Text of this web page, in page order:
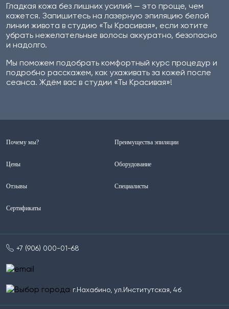
Гладкая кожа без лишних усилий — это проще, чем
кажется. Запишитесь на лазерную эпиляцию белой
линии живота в студию «Ты Красивая», если хотите
убрать нежелательные волосы аккуратно, безопасно
и надолго.
Мы поможем подобрать комфортный курс процедур и
подробно расскажем, как ухаживать за кожей после
сеанса. Ждём вас в студии «Ты Красивая»!
Почему мы? Преимущества эпиляции
Цены Оборудование
Отзывы Специалисты
Сертификаты
+7 (906) 000-01-68
г.Нахабино, ул.Институтская, 4б